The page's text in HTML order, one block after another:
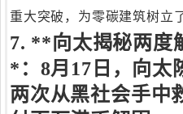
重大突破，为零碳建筑树立
7. **向太揭秘两度
*：8月17日，向太
两次从黑社会手中